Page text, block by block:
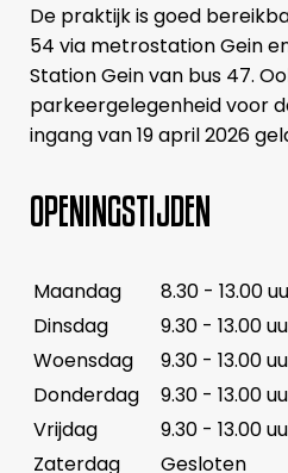
De praktijk is goed
54 via metrostation Gein
Station Gein van bus 47.
parkeergelegenheid voor
ingang van 19 april 2026
OPENINGSTIJDEN
Maandag
8.30 - 13.00
Dinsdag
9.30 - 13.00
Woensdag
9.30 - 13.00
Donderdag
9.30 - 13.00
Vrijdag
9.30 - 13.00
Zaterdag
Gesloten